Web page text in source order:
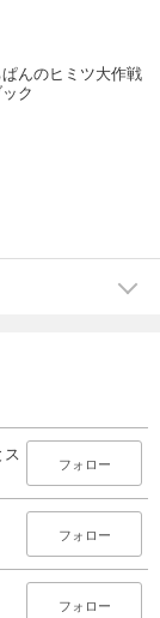
んのヒミツ大作戦
ク
フォロー
フォロー
フォロー